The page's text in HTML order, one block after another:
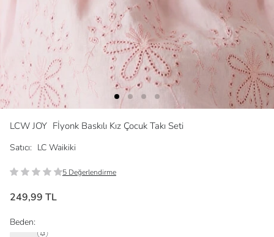
LCW JOY Fİyonk Baskılı Kız Çocuk Takı Seti
Satıcı: LC Waikiki
5 Değerlendirme
249,99 TL
Beden: